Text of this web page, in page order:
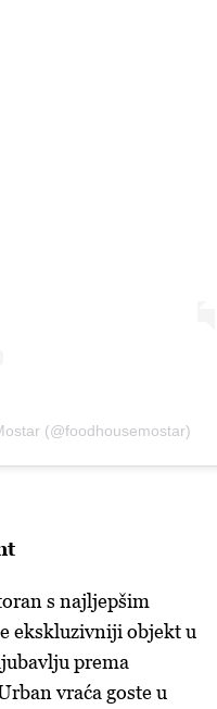
(@foodhousemostar)
s najljepšim
ekskluzivniji objekt u
prema
vraća goste u